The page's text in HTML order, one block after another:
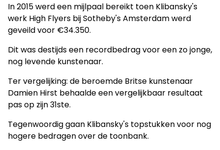
In 2015 werd een mijlpaal bereikt toen Klibansky's
werk High Flyers bij Sotheby's Amsterdam werd
geveild voor €34.350.
Dit was destijds een recordbedrag voor een zo jonge,
nog levende kunstenaar.
Ter vergelijking: de beroemde Britse kunstenaar
Damien Hirst behaalde een vergelijkbaar resultaat
pas op zijn 31ste.
Tegenwoordig gaan Klibansky's topstukken voor nog
hogere bedragen over de toonbank.